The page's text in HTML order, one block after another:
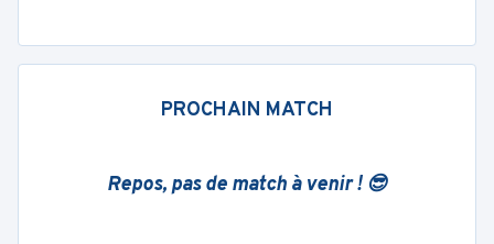
PROCHAIN MATCH
Repos, pas de match à venir ! 😎